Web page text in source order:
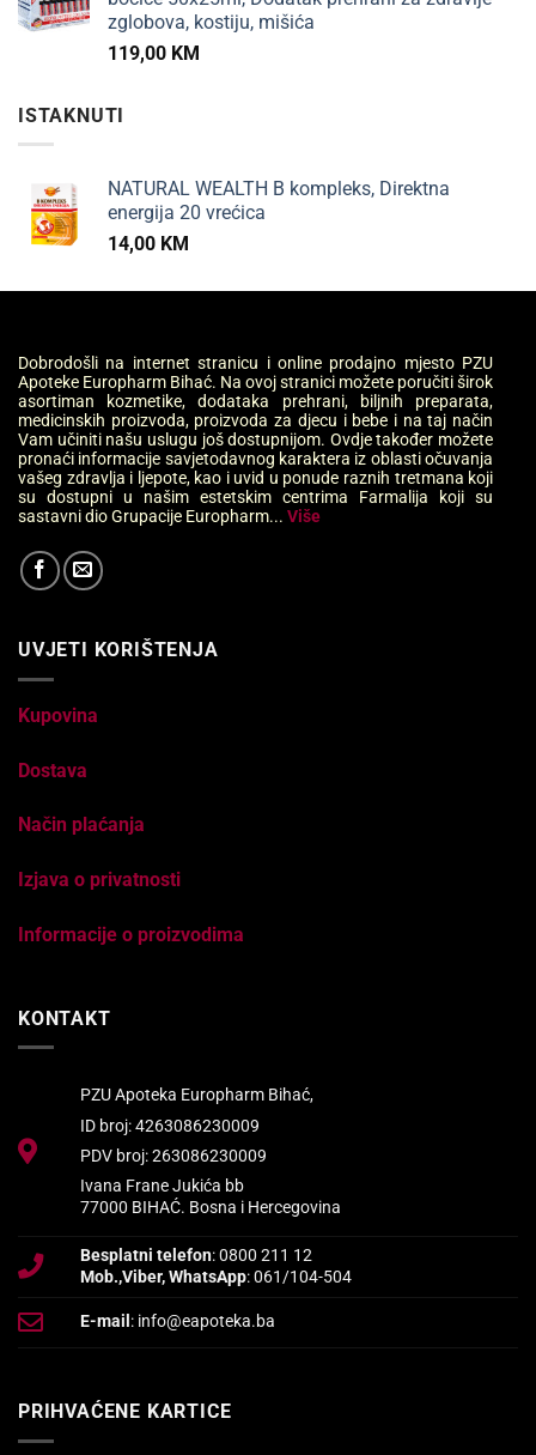
zglobova, kostiju, mišića
119,00 KM
ISTAKNUTI
NATURAL WEALTH B kompleks, Direktna
energija 20 vrećica
14,00 KM
Dobrodošli na internet stranicu i online prodajno mjesto PZU
Apoteke Europharm Bihać. Na ovoj stranici možete poručiti širok
asortiman kozmetike, dodataka prehrani, biljnih preparata,
medicinskih proizvoda, proizvoda za djecu i bebe i na taj način
Vam učiniti našu uslugu još dostupnijom. Ovdje također možete
pronaći informacije savjetodavnog karaktera iz oblasti očuvanja
vašeg zdravlja i ljepote, kao i uvid u ponude raznih tretmana koji
su dostupni u našim estetskim centrima Farmalija koji su
sastavni dio Grupacije Europharm... Više
UVJETI KORIŠTENJA
Kupovina
Dostava
Način plaćanja
Izjava o privatnosti
Informacije o proizvodima
KONTAKT
PZU Apoteka Europharm Bihać,
ID broj: 4263086230009
PDV broj: 263086230009
Ivana Frane Jukića bb
77000 BIHAĆ. Bosna i Hercegovina
Besplatni telefon: 0800 211 12
Mob.,Viber, WhatsApp: 061/104-504
E-mail : info@eapoteka.ba
PRIHVAĆENE KARTICE